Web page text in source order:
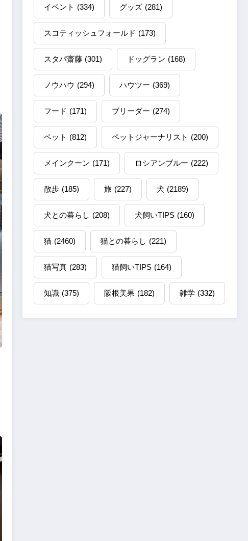
イベント (334) グッズ (281)
スコティッシュフォールド (173)
スタパ齋藤 (301) ドッグラン (168)
ノウハウ (294) ハウツー (369)
フード (171) ブリーダー (274)
ペット (812) ペットジャーナリスト (200)
メインクーン (171) ロシアンブルー (222)
散歩 (185) 旅 (227) 犬 (2189)
犬との暮らし (208) 犬飼いTIPS (160)
猫 (2460) 猫との暮らし (221)
猫写真 (283) 猫飼いTIPS (164)
知識 (375) 阪根美果 (182) 雑学 (332)